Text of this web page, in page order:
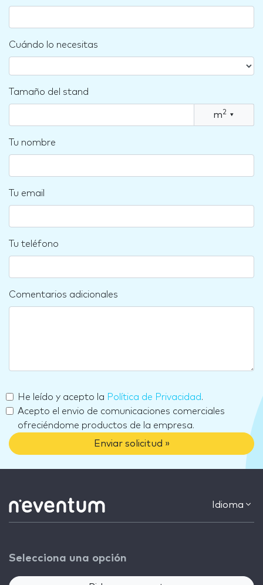
Cuándo lo necesitas
Tamaño del stand
m2 ▾
Tu nombre
Tu email
Tu teléfono
Comentarios adicionales
He leído y acepto la Política de Privacidad.
Acepto el envio de comunicaciones comerciales
ofreciéndome productos de la empresa.
Enviar solicitud »
Idioma
Selecciona una opción